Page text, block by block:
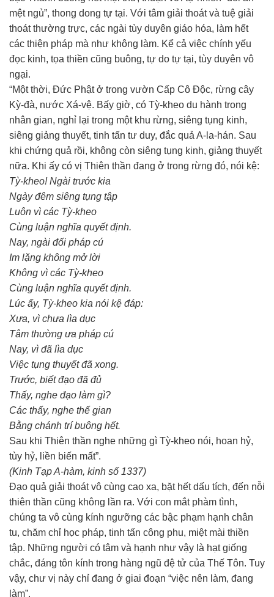
mệt ngủ”, thong dong tự tại. Với tâm giải thoát và tuệ giải
thoát thường trực, các ngài tùy duyên giáo hóa, làm hết
các thiện pháp mà như không làm. Kể cả việc chính yếu
đọc kinh, tọa thiền cũng buông, tự do tự tại, tùy duyên vô
ngại.
“Một thời, Đức Phật ở trong vườn Cấp Cô Độc, rừng cây
Kỳ-đà, nước Xá-vệ. Bấy giờ, có Tỳ-kheo du hành trong
nhân gian, nghỉ lại trong một khu rừng, siêng tụng kinh,
siêng giảng thuyết, tinh tấn tư duy, đắc quả A-la-hán. Sau
khi chứng quả rồi, không còn siêng tụng kinh, giảng thuyết
nữa. Khi ấy có vị Thiên thần đang ở trong rừng đó, nói kệ:
Tỳ-kheo! Ngài trước kia
Ngày đêm siêng tụng tập
Luôn vì các Tỳ-kheo
Cùng luận nghĩa quyết định.
Nay, ngài đối pháp cú
Im lặng không mở lời
Không vì các Tỳ-kheo
Cùng luận nghĩa quyết định.
Lúc ấy, Tỳ-kheo kia nói kệ đáp:
Xưa, vì chưa lìa dục
Tâm thường ưa pháp cú
Nay, vì đã lìa dục
Việc tụng thuyết đã xong.
Trước, biết đạo đã đủ
Thấy, nghe đạo làm gì?
Các thấy, nghe thế gian
Bằng chánh trí buông hết.
Sau khi Thiên thần nghe những gì Tỳ-kheo nói, hoan hỷ,
tùy hỷ, liền biến mất”.
(Kinh Tạp A-hàm, kinh số 1337)
Đạo quả giải thoát vô cùng cao xa, bặt hết dấu tích, đến nỗi
thiên thần cũng không lần ra. Với con mắt phàm tình,
chúng ta vô cùng kính ngưỡng các bậc phạm hạnh chân
tu, chăm chỉ học pháp, tinh tấn công phu, miệt mài thiền
tập. Những người có tâm và hạnh như vậy là hạt giống
chắc, đáng tôn kính trong hàng ngũ đệ tử của Thế Tôn. Tuy
vậy, chư vị này chỉ đang ở giai đoạn “việc nên làm, đang
làm”.